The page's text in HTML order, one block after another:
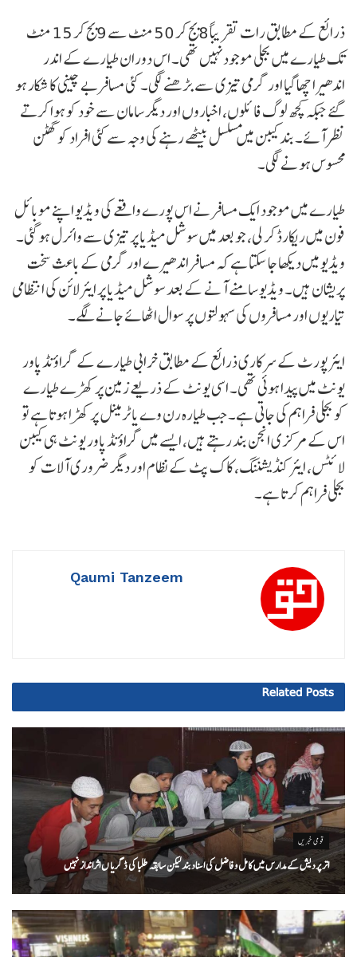
ذرائع کے مطابق رات تقریباً 8 بج کر 50 منٹ سے 9 بج کر 15 منٹ
تک طیارے میں بجلی موجود نہیں تھی۔ اس دوران طیارے کے اندر
اندھیرا چھا گیا اور گرمی تیزی سے بڑھنے لگی۔ کئی مسافر بے چینی کا شکار ہو
گئے جبکہ کچھ لوگ فائلوں، اخباروں اور دیگر سامان سے خود کو ہوا کرتے
نظر آئے۔ بند کیبن میں مسلسل بیٹھے رہنے کی وجہ سے کئی افراد کو گھٹن
محسوس ہونے لگی۔
طیارے میں موجود ایک مسافر نے اس پورے واقعے کی ویڈیو اپنے موبائل
فون میں ریکارڈ کر لی، جو بعد میں سوشل میڈیا پر تیزی سے وائرل ہو گئی۔
ویڈیو میں دیکھا جا سکتا ہے کہ مسافر اندھیرے اور گرمی کے باعث سخت
پریشان ہیں۔ ویڈیو سامنے آنے کے بعد سوشل میڈیا پر ایئرلائن کی انتظامی
تیاریوں اور مسافروں کی سہولتوں پر سوال اٹھائے جانے لگے۔
ایئرپورٹ کے سرکاری ذرائع کے مطابق خرابی طیارے کے گراؤنڈ پاور
یونٹ میں پیدا ہوئی تھی۔ اسی یونٹ کے ذریعے زمین پر کھڑے طیارے
کو بجلی فراہم کی جاتی ہے۔ جب طیارہ رن وے یا ٹرمینل پر کھڑا ہوتا ہے تو
اس کے مرکزی انجن بند رہتے ہیں، ایسے میں گراؤنڈ پاور یونٹ ہی کیبن
لائٹس، ایئر کنڈیشننگ، کاک پٹ کے نظام اور دیگر ضروری آلات کو
بجلی فراہم کرتا ہے۔
Qaumi Tanzeem
Related Posts
قومی خبریں
اتر پردیش کےمدارس میں کامل و فاضل کی اسناد بند لیکن سابقہ طلبا کی ڈگریا ں اثرانداز نہیں